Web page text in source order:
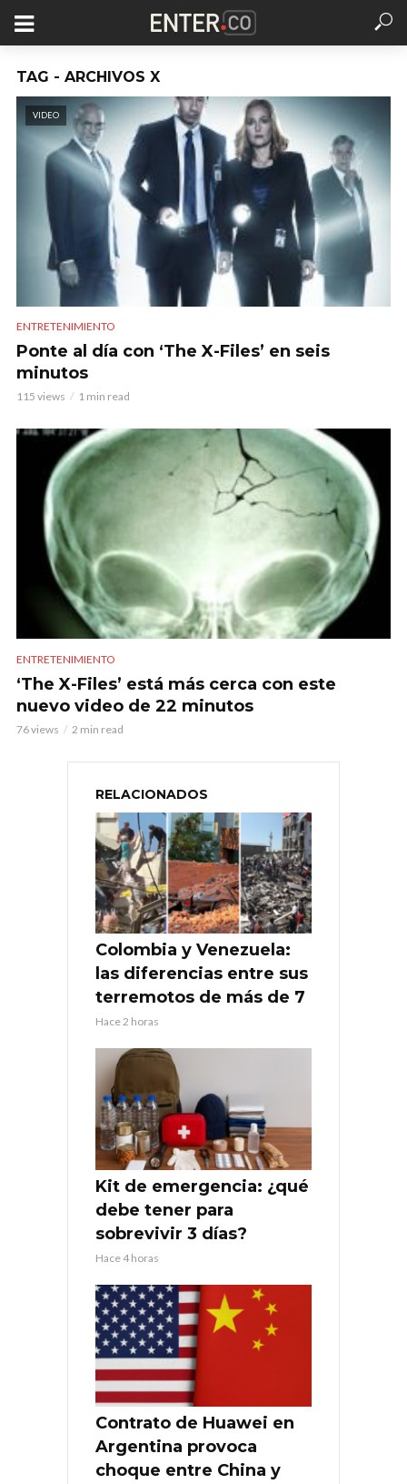
TAG - ARCHIVOS X
VIDEO
ENTRETENIMIENTO
Ponte al día con ‘The X-Files’ en seis
minutos
115 views 1 min read
ENTRETENIMIENTO
‘The X-Files’ está más cerca con este
nuevo video de 22 minutos
76 views 2 min read
RELACIONADOS
Colombia y Venezuela:
las diferencias entre sus
terremotos de más de 7
Hace 2 horas
Kit de emergencia: ¿qué
debe tener para
sobrevivir 3 días?
Hace 4 horas
Contrato de Huawei en
Argentina provoca
choque entre China y